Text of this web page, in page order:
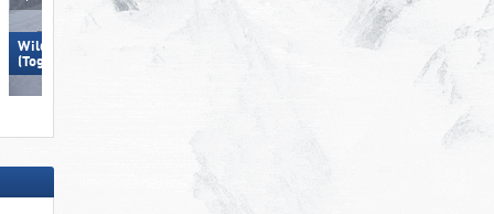
Wildhaus – Gamserrugg
(Toggenburg)